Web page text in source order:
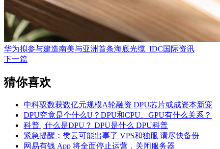
华为拟参与建造南美与亚洲首条海底光缆_IDC国际资讯
下一篇
猜你喜欢
中科驭数获数亿元规模A轮融资 DPU芯片或成资本新宠
DPU究竟是个什么U？DPU和CPU、GPU有什么关系？
科普 | 什么是DPU？ DPU是什么 DPU科普
紧急提醒：樊云可能出事了 VPS和独服 请尽快备份
网易有钱 App 将全面停止运营，关闭服务器